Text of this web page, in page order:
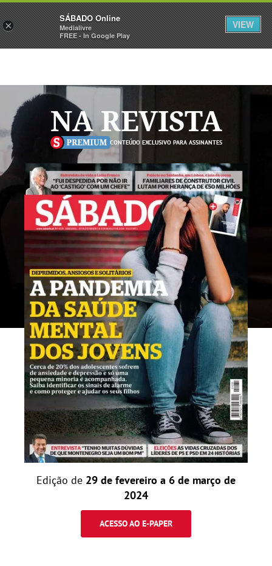
Sábado Assine Iniciar Sessão
NA REVISTA
CONTEÚDO EXCLUSIVO PARA ASSINANTES
Edição de 29 de fevereiro a 6 de março de
2024
ACESSO AO E-PAPER
×
SÁBADO Online
Medialivre
FREE - In Google Play
VIEW